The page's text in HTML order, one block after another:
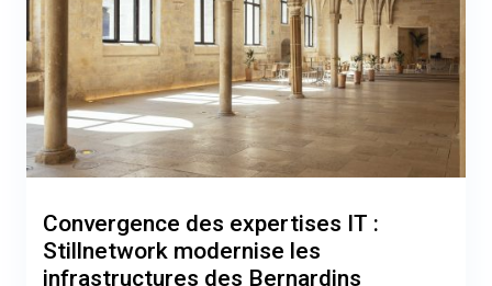
Convergence des expertises IT :
Stillnetwork modernise les
infrastructures des Bernardins